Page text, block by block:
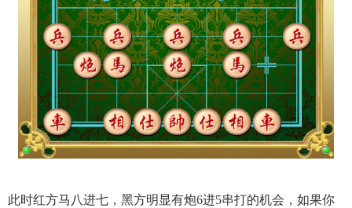
此时红方马八进七，黑方明显有炮6进5串打的机会，如果你